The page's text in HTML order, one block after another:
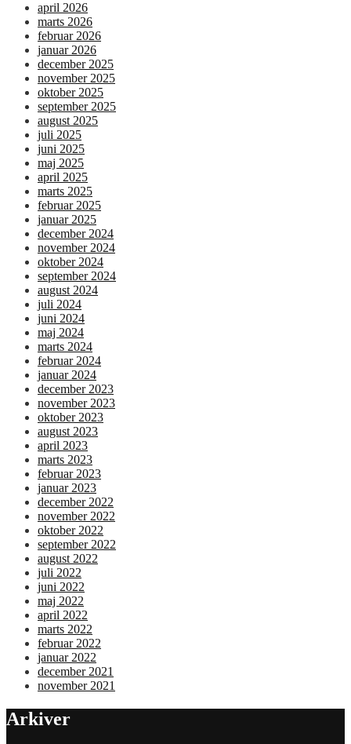
april 2026
marts 2026
februar 2026
januar 2026
december 2025
november 2025
oktober 2025
september 2025
august 2025
juli 2025
juni 2025
maj 2025
april 2025
marts 2025
februar 2025
januar 2025
december 2024
november 2024
oktober 2024
september 2024
august 2024
juli 2024
juni 2024
maj 2024
marts 2024
februar 2024
januar 2024
december 2023
november 2023
oktober 2023
august 2023
april 2023
marts 2023
februar 2023
januar 2023
december 2022
november 2022
oktober 2022
september 2022
august 2022
juli 2022
juni 2022
maj 2022
april 2022
marts 2022
februar 2022
januar 2022
december 2021
november 2021
Arkiver